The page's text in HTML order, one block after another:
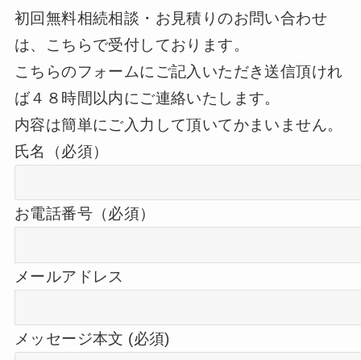
初回無料相続相談・お見積りのお問い合わせ
は、こちらで受付しております。
こちらのフォームにご記入いただき送信頂けれ
ば４８時間以内にご連絡いたします。
内容は簡単にご入力して頂いてかまいません。
氏名（必須）
お電話番号（必須）
メールアドレス
メッセージ本文 (必須)